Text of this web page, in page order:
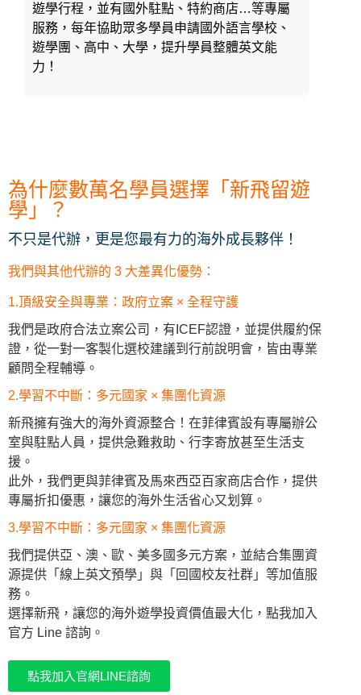
遊學行程，並有國外駐點、特約商店…等專屬
服務，每年協助眾多學員申請國外語言學校、
遊學團、高中、大學，提升學員整體英文能
力！
為什麼數萬名學員選擇「新飛留遊
學」？
不只是代辦，更是您最有力的海外成長夥伴！
我們與其他代辦的 3 大差異化優勢：
1.頂級安全與專業：政府立案 × 全程守護
我們是政府合法立案公司，有ICEF認證，並提供履約保
證，從一對一客製化選校建議到行前說明會，皆由專業
顧問全程輔導。
2.學習不中斷：多元國家 × 集團化資源
新飛擁有強大的海外資源整合！在菲律賓設有專屬辦公
室與駐點人員，提供急難救助、行李寄放甚至生活支
援。
此外，我們更與菲律賓及馬來西亞百家商店合作，提供
專屬折扣優惠，讓您的海外生活省心又划算。
3.學習不中斷：多元國家 × 集團化資源
我們提供亞、澳、歐、美多國多元方案，並結合集團資
源提供「線上英文預學」與「回國校友社群」等加值服
務。
選擇新飛，讓您的海外遊學投資價值最大化，點我加入
官方 Line 諮詢。
點我加入官網LINE諮詢